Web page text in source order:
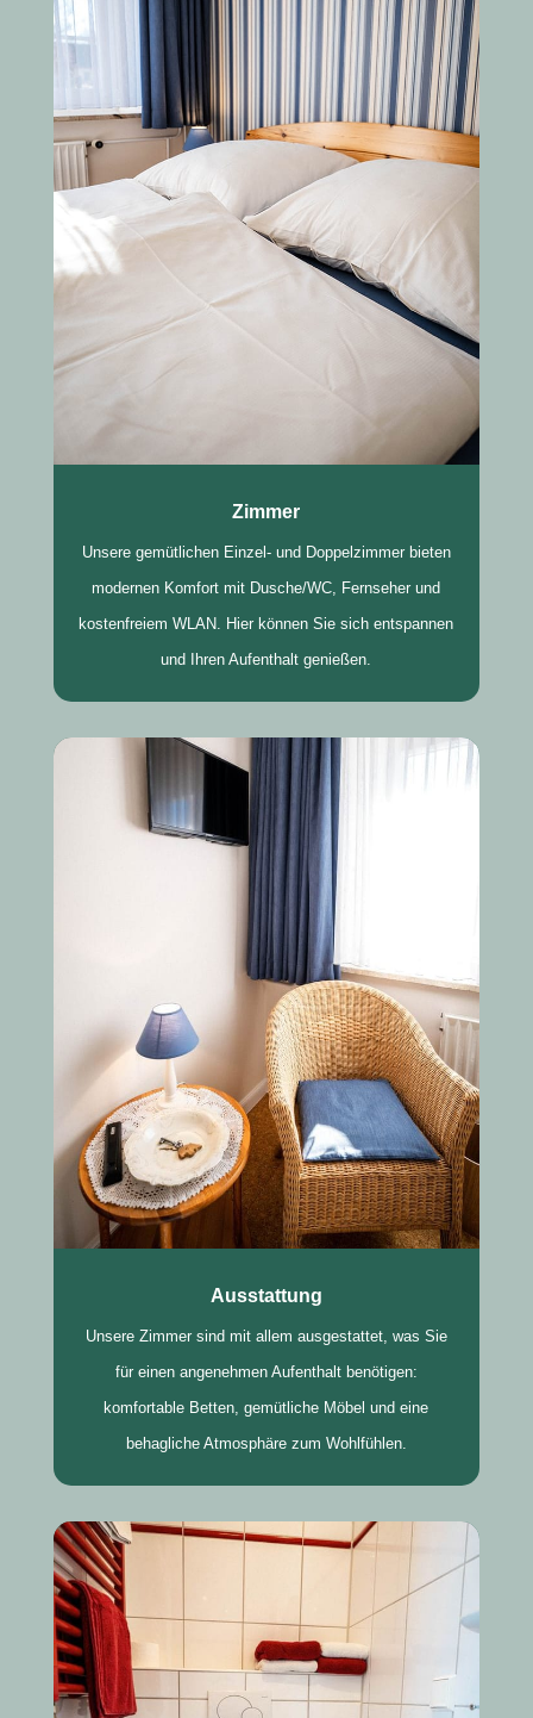
Zimmer
Unsere gemütlichen Einzel- und Doppelzimmer bieten
modernen Komfort mit Dusche/WC, Fernseher und
kostenfreiem WLAN. Hier können Sie sich entspannen
und Ihren Aufenthalt genießen.
Ausstattung
Unsere Zimmer sind mit allem ausgestattet, was Sie
für einen angenehmen Aufenthalt benötigen:
komfortable Betten, gemütliche Möbel und eine
behagliche Atmosphäre zum Wohlfühlen.